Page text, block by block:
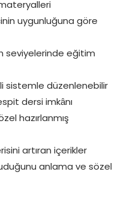
uygunluğuna göre
seviyelerinde eğitim
sistemle düzenlenebilir
dersi imkânı
hazırlanmış
artıran içerikler
anlama ve sözel